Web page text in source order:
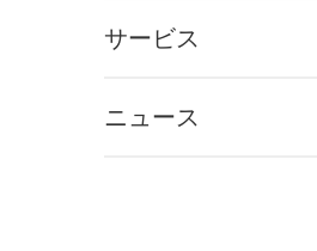
サービス
ニュース